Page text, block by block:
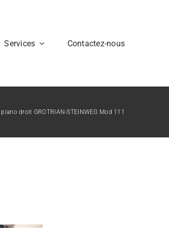
Services Contactez-nous
piano droit GROTRIAN-STEINWEG Mod 111